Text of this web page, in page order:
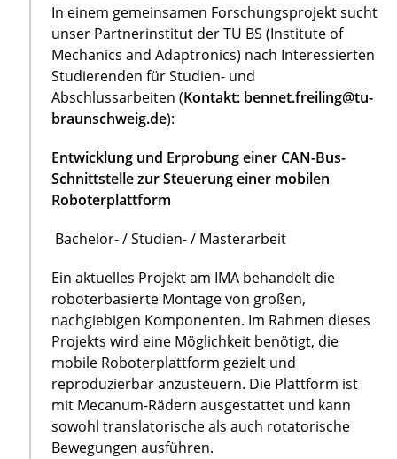
In einem gemeinsamen Forschungsprojekt sucht
unser Partnerinstitut der TU BS (Institute of
Mechanics and Adaptronics) nach Interessierten
Studierenden für Studien- und
Abschlussarbeiten (Kontakt: bennet.freiling@tu-
braunschweig.de):
Entwicklung und Erprobung einer CAN-Bus-
Schnittstelle zur Steuerung einer mobilen
Roboterplattform
Bachelor- / Studien- / Masterarbeit
Ein aktuelles Projekt am IMA behandelt die
roboterbasierte Montage von großen,
nachgiebigen Komponenten. Im Rahmen dieses
Projekts wird eine Möglichkeit benötigt, die
mobile Roboterplattform gezielt und
reproduzierbar anzusteuern. Die Plattform ist
mit Mecanum-Rädern ausgestattet und kann
sowohl translatorische als auch rotatorische
Bewegungen ausführen.